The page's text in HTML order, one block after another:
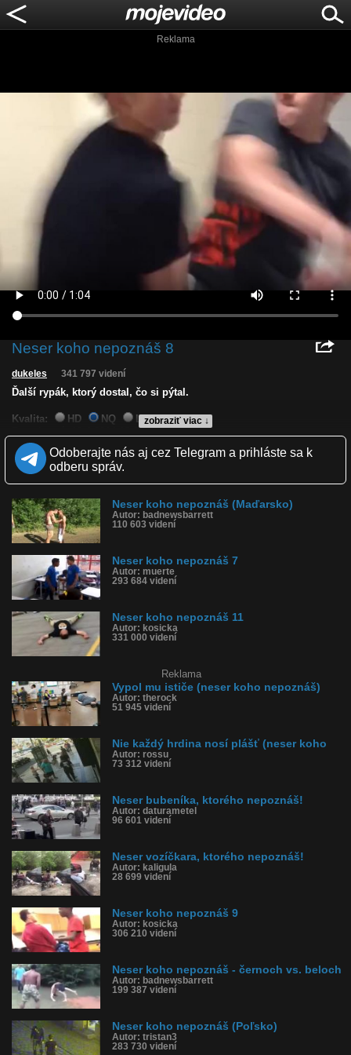
Reklama
Neser koho nepoznáš 8
zobraziť viac ↓
dukeles 341 797 videní
Ďalší rypák, ktorý dostal, čo si pýtal.
Kvalita: HD NQ
LQ
Zverejnené: 19.4.2014 13:37
Páči sa: 97% (302 hlasov)
Obľúbené: 128
Komentárov: 379
Dľžka: 1:04
Tagy: neser koho nepoznáš, bitka, fight, ko, k.o., vypol
História sledovanosti videa:
Odoberajte nás aj cez Telegram a prihláste sa k
odberu správ.
Neser koho nepoznáš (Maďarsko)
Autor: badnewsbarrett
110 603 videní
Neser koho nepoznáš 7
Autor: muerte
293 684 videní
Neser koho nepoznáš 11
Autor: kosicka
331 000 videní
Reklama
Vypol mu ističe (neser koho nepoznáš)
Autor: therock
51 945 videní
Nie každý hrdina nosí plášť (neser koho
Autor: rossu
73 312 videní
Neser bubeníka, ktorého nepoznáš!
Autor: daturametel
96 601 videní
Neser vozíčkara, ktorého nepoznáš!
Autor: kaligula
28 699 videní
Neser koho nepoznáš 9
Autor: kosicka
306 210 videní
Neser koho nepoznáš - černoch vs. beloch
Autor: badnewsbarrett
199 387 videní
Neser koho nepoznáš (Poľsko)
Autor: tristan3
283 730 videní